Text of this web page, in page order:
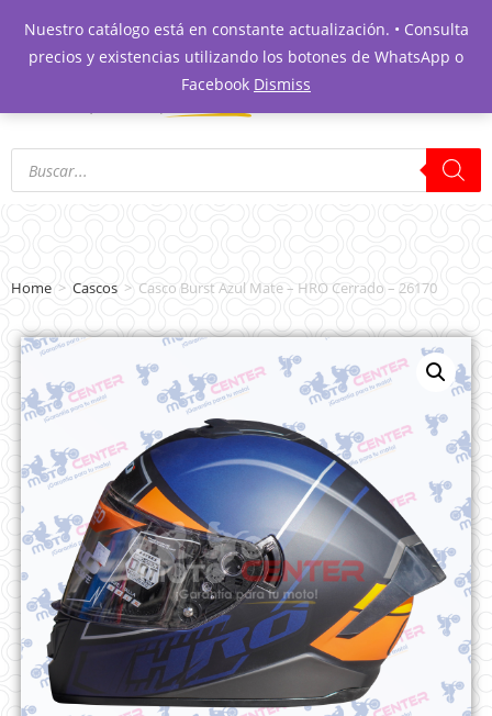
Home > Cascos > Casco Burst Azul Mate – HRO Cerrado – 26170
Nuestro catálogo está en constante actualización. • Consulta
precios y existencias utilizando los botones de WhatsApp o
Facebook Dismiss